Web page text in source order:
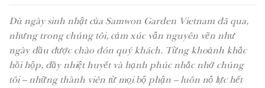
Dù ngày sinh nhật của Samwon Garden Vietnam đã qua,
nhưng trong chúng tôi, cảm xúc vẫn nguyên vẽn như
ngày đầu được chào đón quý khách. Từng khoảnh khắc
hồi hộp, đầy nhiệt huyết và hạnh phúc nhắc nhở chúng
tôi – những thành viên từ mọ̣i bộ phận – luôn nỗ lực hết